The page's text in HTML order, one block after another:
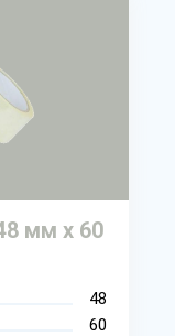
мм х 60
48
60